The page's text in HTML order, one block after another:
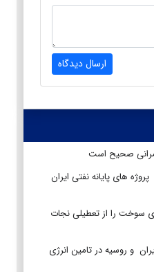
ارسال دیدگاه
صحیح است
پروژه های پایانه نفتی ایران
سوخت را از تعطیلی نجات
و روسیه در تامین انرژی